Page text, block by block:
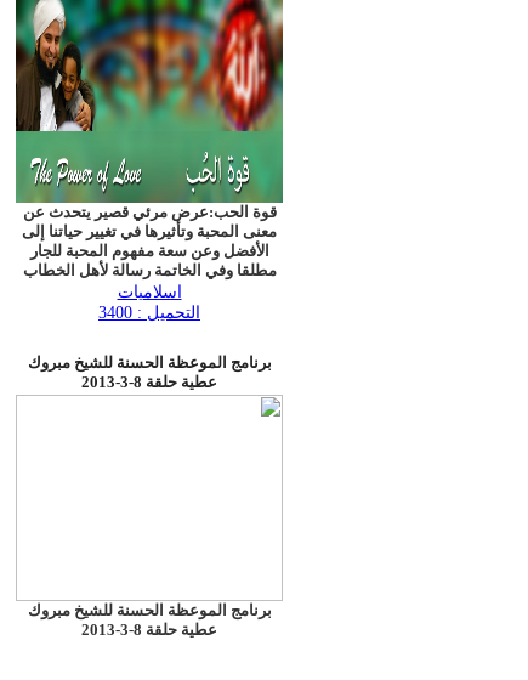
قوة الحب:عرض مرئي قصير يتحدث عن
معنى المحبة وتأثيرها في تغيير حياتنا إلى
الأفضل وعن سعة مفهوم المحبة للجار
مطلقا وفي الخاتمة رسالة لأهل الخطاب
الإسلامي ممن تحدثوا باسم الدين مجردا
عن مفهوم المحبة.
اسلاميات
التحميل : 3400
برنامج الموعظة الحسنة للشيخ مبروك
عطية حلقة 8-3-2013
برنامج الموعظة الحسنة للشيخ مبروك
عطية حلقة 8-3-2013